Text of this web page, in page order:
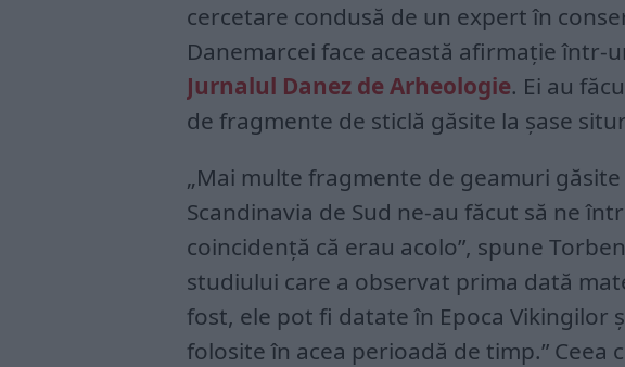
cercetare condusă de un expert în
Danemarcei face această afirmație într-
Jurnalul Danez de Arheologie. Ei au
de fragmente de sticlă găsite la șase
„Mai multe fragmente de geamuri
Scandinavia de Sud ne-au făcut să ne
coincidență că erau acolo”, spune
studiului care a observat prima dată
fost, ele pot fi datate în Epoca Vikingilor
folosite în acea perioadă de timp.” Ceea